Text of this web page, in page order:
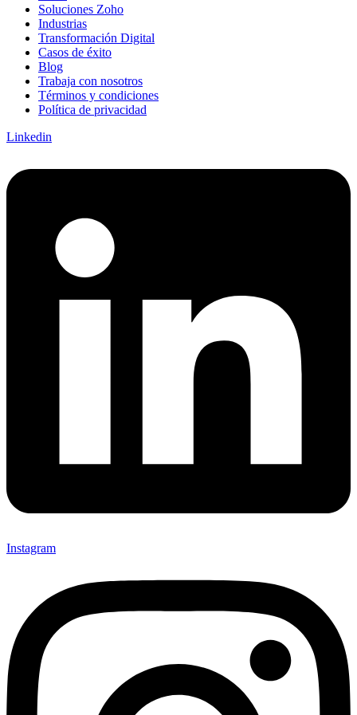
Soluciones Zoho
Industrias
Transformación Digital
Casos de éxito
Blog
Trabaja con nosotros
Términos y condiciones
Política de privacidad
Linkedin
Instagram